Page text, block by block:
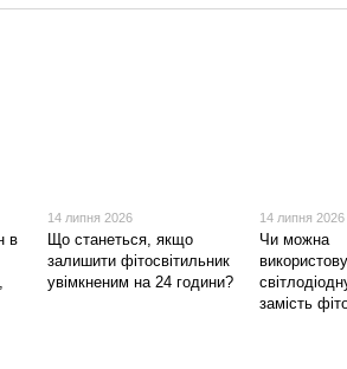
в
14 липня 2026
Що станеться, якщо
залишити фітосвітильник
увімкненим на 24 години?
14 липня 2026
Чи можна
замість